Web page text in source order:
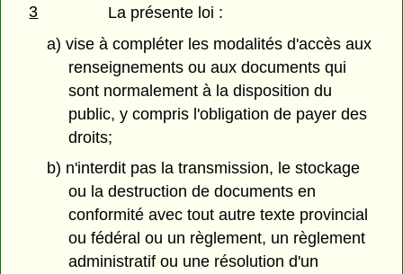
3
La présente loi :
a) vise à compléter les modalités d'accès aux
renseignements ou aux documents qui
sont normalement à la disposition du
public, y compris l'obligation de payer des
droits;
b) n'interdit pas la transmission, le stockage
ou la destruction de documents en
conformité avec tout autre texte provincial
ou fédéral ou un règlement, un règlement
administratif ou une résolution d'un